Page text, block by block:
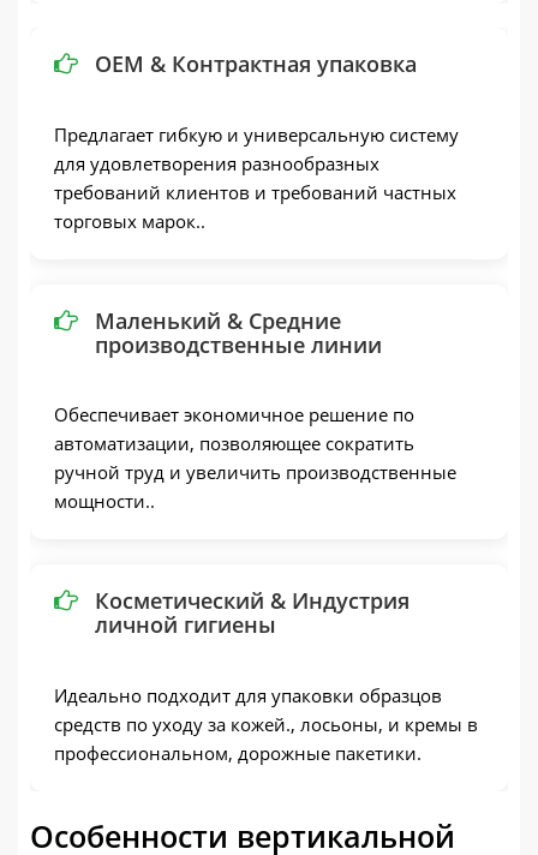
OEM & Контрактная упаковка
Предлагает гибкую и универсальную систему
для удовлетворения разнообразных
требований клиентов и требований частных
торговых марок..
Маленький & Средние
производственные линии
Обеспечивает экономичное решение по
автоматизации, позволяющее сократить
ручной труд и увеличить производственные
мощности..
Косметический & Индустрия
личной гигиены
Идеально подходит для упаковки образцов
средств по уходу за кожей., лосьоны, и кремы в
профессиональном, дорожные пакетики.
Особенности вертикальной